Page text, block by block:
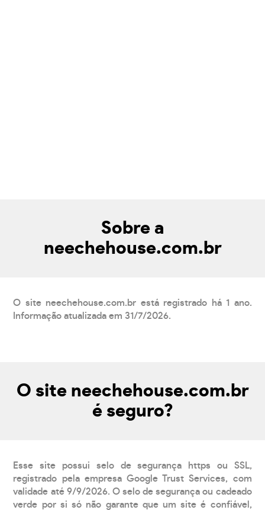
Sobre a
neechehouse.com.br
O site neechehouse.com.br está registrado há 1 ano.
Informação atualizada em 31/7/2026.
O site neechehouse.com.br
é seguro?
Esse site possui selo de segurança https ou SSL,
registrado pela empresa Google Trust Services, com
validade até 9/9/2026. O selo de segurança ou cadeado
verde por si só não garante que um site é confiável,